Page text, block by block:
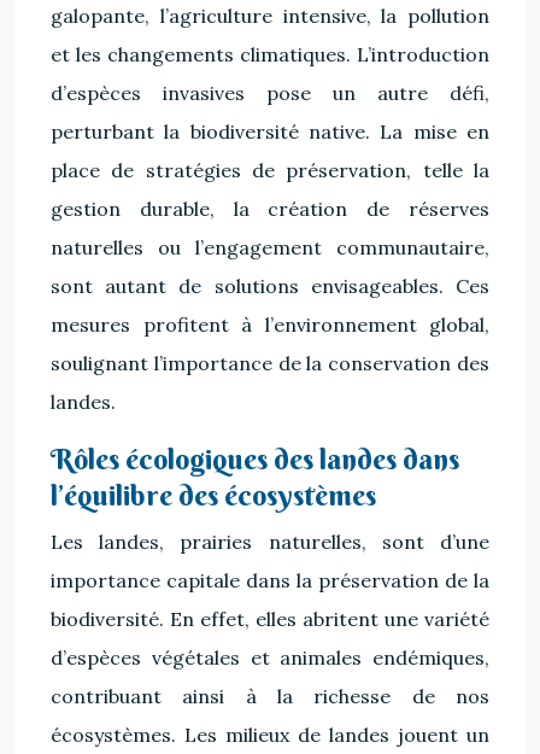
galopante, l’agriculture intensive, la pollution
et les changements climatiques. L’introduction
d’espèces invasives pose un autre défi,
perturbant la biodiversité native. La mise en
place de stratégies de préservation, telle la
gestion durable, la création de réserves
naturelles ou l’engagement communautaire,
sont autant de solutions envisageables. Ces
mesures profitent à l’environnement global,
soulignant l’importance de la conservation des
landes.
Rôles écologiques des landes dans
l’équilibre des écosystèmes
Les landes, prairies naturelles, sont d’une
importance capitale dans la préservation de la
biodiversité. En effet, elles abritent une variété
d’espèces végétales et animales endémiques,
contribuant ainsi à la richesse de nos
écosystèmes. Les milieux de landes jouent un